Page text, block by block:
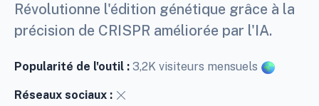
Révolutionne l'édition génétique grâce à la
précision de CRISPR améliorée par l'IA.
Popularité de l'outil : 3,2K visiteurs mensuels
Réseaux sociaux :